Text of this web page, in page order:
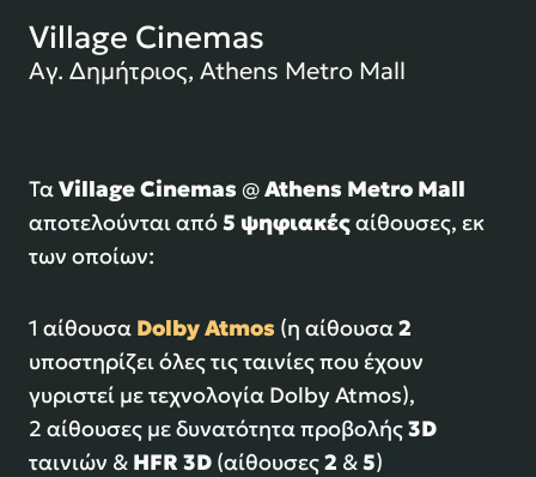
Village Cinemas
Αγ. Δημήτριος, Athens Metro Mall
ΤαVillage Cinemas @Athens Metro Mall
αποτελούνται από5 ψηφιακέςαίθουσες, εκ
των οποίων:
1 αίθουσα Dolby Atmos (η αίθουσα2
υποστηρίζει όλες τις ταινίες που έχουν
γυριστεί με τεχνολογία Dolby Atmos),
2 αίθουσες με δυνατότητα προβολής3D
ταινιών & HFR 3D (αίθουσες2 &5)